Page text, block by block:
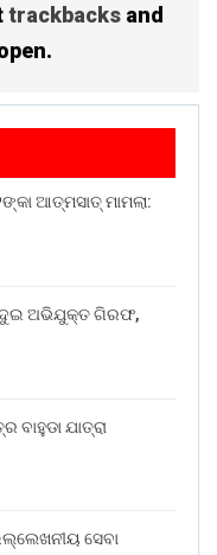
trackbacks and
ଆତ୍ମସାତ୍ ମାମଲା:
ଦୁଇ ଅଭିଯୁକ୍ତ ଗିରଫ,
ବାହୁଡା ଯାତ୍ରା
ସେବା